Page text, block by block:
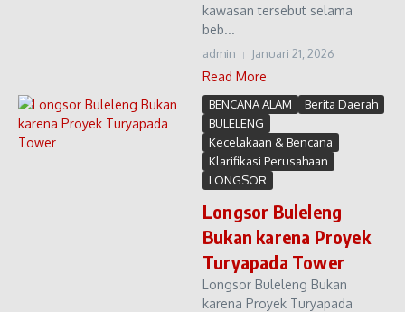
kawasan tersebut selama
beb...
admin Januari 21, 2026
Read More
BENCANA ALAM
Berita Daerah
BULELENG
Kecelakaan & Bencana
Klarifikasi Perusahaan
LONGSOR
Longsor Buleleng
Bukan karena Proyek
Turyapada Tower
Longsor Buleleng Bukan
karena Proyek Turyapada